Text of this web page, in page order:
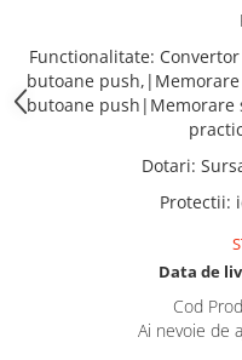
Functionalitate:
butoane
butoane push|Memorare
Dotari:
Protectii:
Data de
Cod
Ai nevoie de